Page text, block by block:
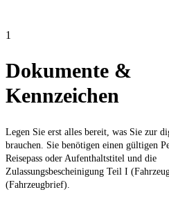
1
Dokumente &
Kennzeichen
Legen Sie erst alles bereit, was Sie zur
brauchen. Sie benötigen einen gültigen
Reisepass oder Aufenthaltstitel und die
Zulassungsbescheinigung Teil I
(Fahrzeugbrief).